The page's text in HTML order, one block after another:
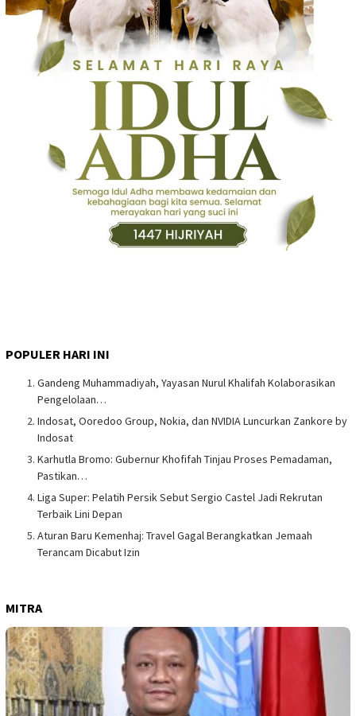
POPULER HARI INI
Gandeng Muhammadiyah, Yayasan Nurul Khalifah Kolaborasikan
Pengelolaan…
Indosat, Ooredoo Group, Nokia, dan NVIDIA Luncurkan Zankore by
Indosat
Karhutla Bromo: Gubernur Khofifah Tinjau Proses Pemadaman,
Pastikan…
Liga Super: Pelatih Persik Sebut Sergio Castel Jadi Rekrutan
Terbaik Lini Depan
Aturan Baru Kemenhaj: Travel Gagal Berangkatkan Jemaah
Terancam Dicabut Izin
MITRA